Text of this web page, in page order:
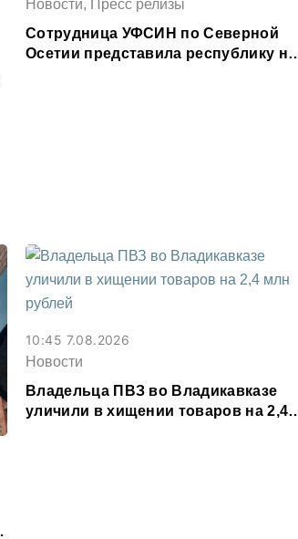
Новости, Пресс релизы
Сотрудница УФСИН по Северной
Осетии представила республику на
10:45 7.08.2026
Новости
Владельца ПВЗ во Владикавказе
уличили в хищении товаров на 2,4